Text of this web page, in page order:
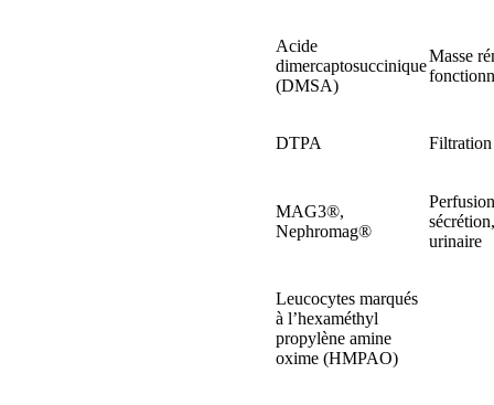
Acide
dimercaptosuccinique
(DMSA)
Masse
DTPA Filtration
MAG3®,
Nephromag®
urinaire
Leucocytes marqués
à l’hexaméthyl
propylène amine
oxime (HMPAO)